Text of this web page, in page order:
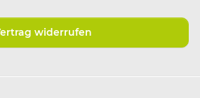
widerrufen